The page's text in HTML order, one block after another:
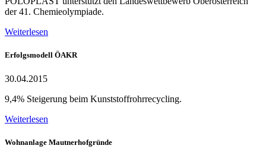
der 41. Chemieolympiade.
Weiterlesen
Erfolgsmodell ÖAKR
30.04.2015
9,4% Steigerung beim Kunststoffrohrrecycling.
Weiterlesen
Wohnanlage Mautnerhofgründe